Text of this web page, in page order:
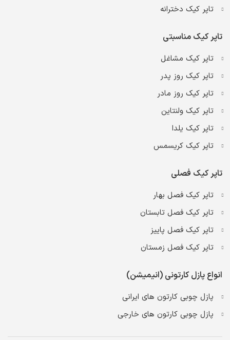
تاپر کیک دخترانه
تاپر کیک مناسبتی
تاپر کیک مشاغل
تاپر کیک روز پدر
تاپر کیک روز مادر
تاپر کیک ولنتاین
تاپر کیک یلدا
تاپر کیک کریسمس
تاپر کیک فصلی
تاپر کیک فصل بهار
تاپر کیک فصل تابستان
تاپر کیک فصل پاییز
تاپر کیک فصل زمستان
انواع پازل کارتونی (انیمیشن)
پازل چوبی کارتون های ایرانی
پازل چوبی کارتون های خارجی